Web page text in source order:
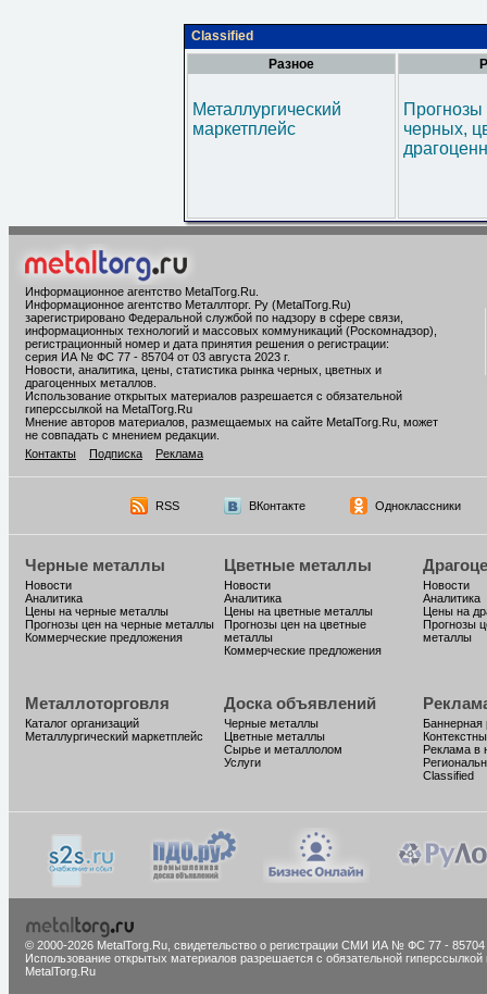
Classified
Разное
Металлургический
маркетплейс
черных,
Информационное агентство MetalTorg.Ru
Информационное агентство Металлторг. Ру (MetalTorg.Ru)
зарегистрировано Федеральной службой по надзору в сфере связи,
информационных технологий и массовых коммуникаций (Роскомнадзор),
регистрационный номер и дата принятия решения о регистрации:
серия ИА № ФС 77 - 85704 от 03 августа 2023 г.
Новости, аналитика, цены, статистика рынка черных, цветных и
драгоценных металлов.
Использование открытых материалов разрешается с обязательной
гиперссылкой на MetalTorg.Ru
Мнение авторов материалов, размещаемых на сайте MetalTorg.Ru, может
не совпадать с мнением редакции.
Контакты
Подписка Реклама
RSS ВКонтакте Одноклассники
Черные металлы
Новости
Аналитика
Цены на черные металлы
Прогнозы цен на черные металлы
Коммерческие предложения
Цветные металлы
Новости
Аналитика
Цены на цветные металлы
Прогнозы цен на цветные
металлы
Коммерческие предложения
Новости
Аналитика
Цены на
Прогнозы
металлы
Металлоторговля
Каталог организаций
Металлургический маркетплейс
Доска объявлений
Черные металлы
Цветные металлы
Сырье и металлолом
Услуги
Баннерная
Реклама в
Classified
© 2000-2026 MetalTorg.Ru, cвидетельство о регистрации СМИ ИА № ФС 77 - 85704
Использование открытых материалов разрешается с обязательной гиперссылкой
MetalTorg.Ru